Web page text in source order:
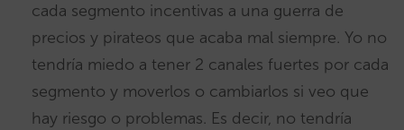
cada segmento incentivas a una guerra de
precios y pirateos que acaba mal siempre. Yo no
tendría miedo a tener 2 canales fuertes por cada
segmento y moverlos o cambiarlos si veo que
hay riesgo o problemas. Es decir, no tendría